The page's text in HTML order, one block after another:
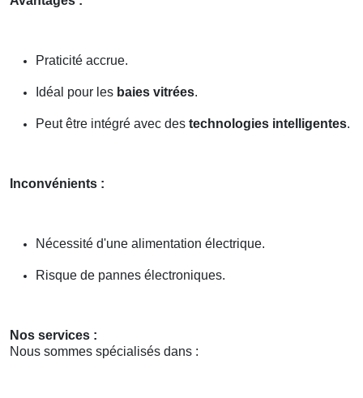
Praticité accrue.
Idéal pour les baies vitrées.
Peut être intégré avec des technologies intelligentes.
Inconvénients :
Nécessité d'une alimentation électrique.
Risque de pannes électroniques.
Nos services :
Nous sommes spécialisés dans :